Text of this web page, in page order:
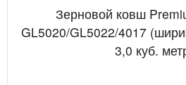
Зерновой ковш
GL5020/GL5022/4017
3,0 куб.